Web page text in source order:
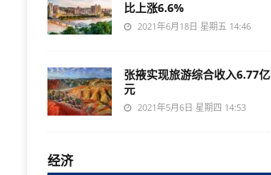
比上涨6.6%
2021年6月18日 星期五 14:46
张掖实现旅游综合收入6.77亿
元
2021年5月6日 星期四 14:53
经济